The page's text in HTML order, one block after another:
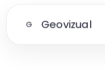
G Geovizual